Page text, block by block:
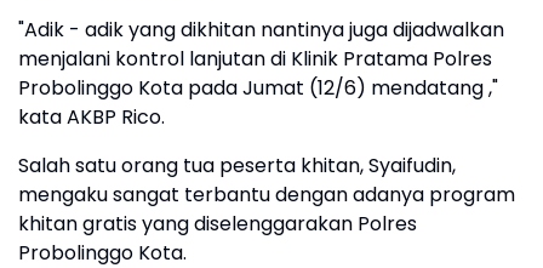
"Adik - adik yang dikhitan nantinya juga dijadwalkan
menjalani kontrol lanjutan di Klinik Pratama Polres
Probolinggo Kota pada Jumat (12/6) mendatang ,"
kata AKBP Rico.
Salah satu orang tua peserta khitan, Syaifudin,
mengaku sangat terbantu dengan adanya program
khitan gratis yang diselenggarakan Polres
Probolinggo Kota.